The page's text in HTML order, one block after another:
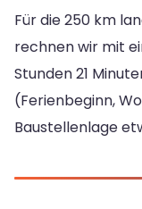
Für die 250 km
rechnen wir mit
Stunden 21
(Ferienbeginn,
Baustellenlage